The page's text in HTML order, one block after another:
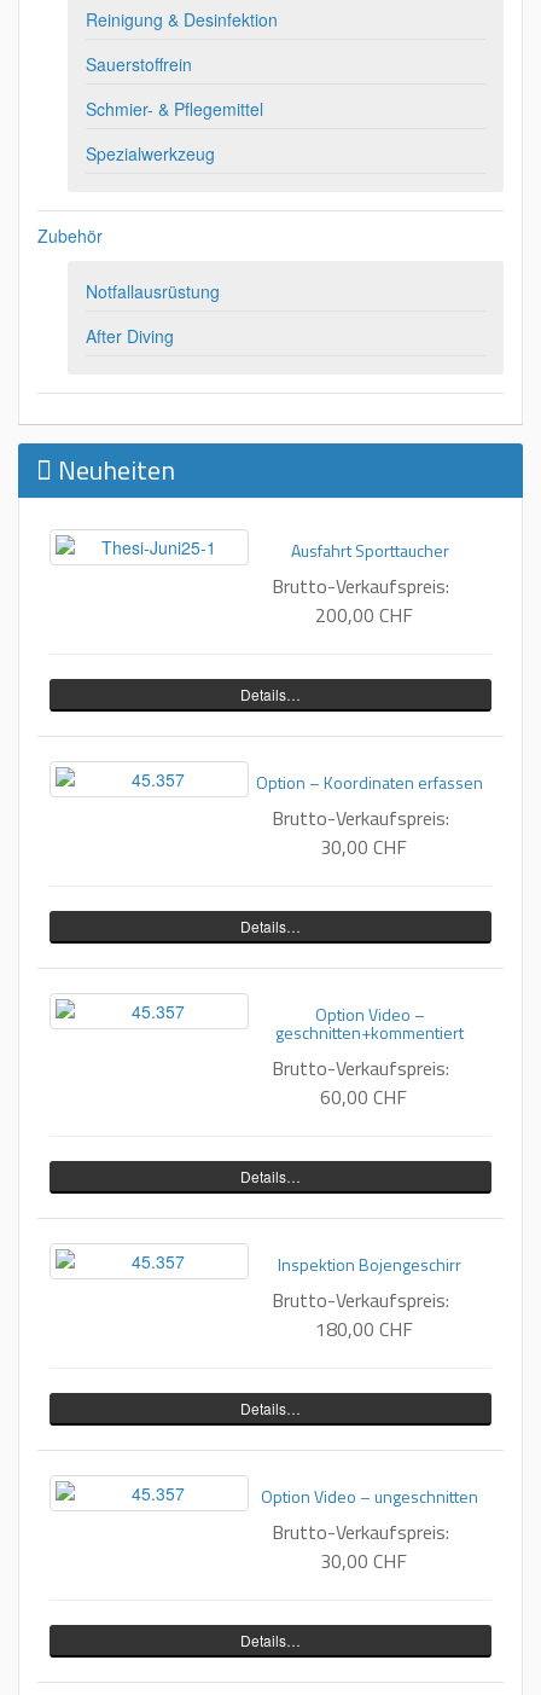
Reinigung & Desinfektion
Sauerstoffrein
Schmier- & Pflegemittel
Spezialwerkzeug
Zubehör
Notfallausrüstung
After Diving
Neuheiten
Ausfahrt Sporttaucher
Brutto-Verkaufspreis:
200,00 CHF
Details…
Option – Koordinaten erfassen
Brutto-Verkaufspreis:
30,00 CHF
Details…
Option Video –
geschnitten+kommentiert
Brutto-Verkaufspreis:
60,00 CHF
Details…
Inspektion Bojengeschirr
Brutto-Verkaufspreis:
180,00 CHF
Details…
Option Video – ungeschnitten
Brutto-Verkaufspreis:
30,00 CHF
Details…